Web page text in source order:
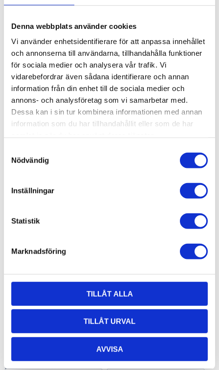
Denna webbplats använder cookies
Vi använder enhetsidentifierare för att anpassa innehållet
och annonserna till användarna, tillhandahålla funktioner
för sociala medier och analysera vår trafik. Vi
vidarebefordrar även sådana identifierare och annan
information från din enhet till de sociala medier och
annons- och analysföretag som vi samarbetar med.
Dessa kan i sin tur kombinera informationen med annan
information som du har tillhandahållit eller som de har
Nödvändig
Inställningar
Statistik
Marknadsföring
TILLÅT ALLA
TILLÅT URVAL
AVVISA
Brytarfäste, T-Spår
7/11. 1 st.
409,26KR
INFO
545,45KR
INFO
Dörrlås och
40/44-45
711,70
INFO
Kullås, T-spår
Kullås, T-spår 11. 1 st.
INFO